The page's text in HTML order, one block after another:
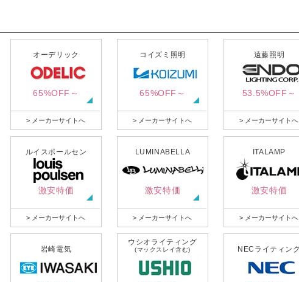
オーデリック
65%OFF～
> メーカーサイトへ
コイズミ照明
65%OFF～
> メーカーサイトへ
遠藤照明
53.5%OFF～
> メーカーサイトへ
ルイスポールセン
激安特価
> メーカーサイトへ
LUMINABELLA
激安特価
> メーカーサイトへ
ITALAMP
激安特価
> メーカーサイトへ
岩崎電気
ウシオライティング
(マックスレイ含む) NECライティン